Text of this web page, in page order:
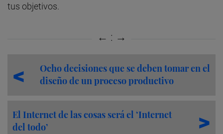
tus objetivos.
Ocho decisiones que se deben tomar en el
diseño de un proceso productivo
El Internet de las cosas será el ‘Internet
del todo’